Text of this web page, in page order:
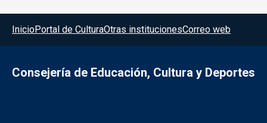
Menú del pie
InicioPortal de CulturaOtras institucionesCorreo web
Consejería de Educación, Cultura y Deportes